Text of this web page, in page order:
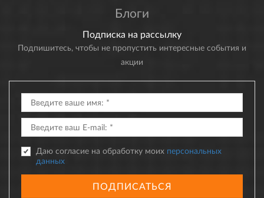
Блоги
Подписка на рассылку
Подпишитесь, чтобы не пропустить интересные события и
акции
Даю согласие на обработку моих персональных
данных
ПОДПИСАТЬСЯ